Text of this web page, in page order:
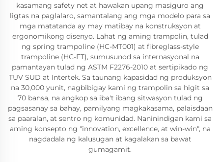
kasamang safety net at hawakan upang masiguro ang
ligtas na paglalaro, samantalang ang mga modelo para sa
mga matatanda ay may matibay na konstruksyon at
ergonomikong disenyo. Lahat ng aming trampolin, tulad
ng spring trampoline (HC-MT001) at fibreglass-style
trampoline (HC-FT), sumusunod sa internasyonal na
pamantayan tulad ng ASTM F2276-2010 at sertipikado ng
TUV SUD at Intertek. Sa taunang kapasidad ng produksyon
na 30,000 yunit, nagbibigay kami ng trampolin sa higit sa
70 bansa, na angkop sa iba't ibang sitwasyon tulad ng
pagsasanay sa bahay, pamilyang magkakasama, palaisdaan
sa paaralan, at sentro ng komunidad. Naninindigan kami sa
aming konsepto ng "innovation, excellence, at win-win", na
nagdadala ng kalusugan at kagalakan sa bawat
gumagamit.